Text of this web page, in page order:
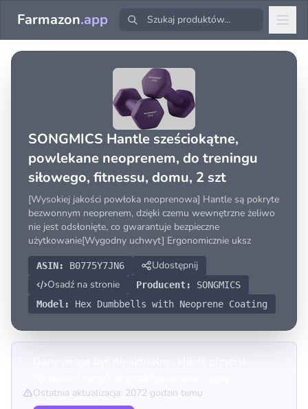
Farmazon.app
SONGMICS Hantle sześciokątne,
powlekane neoprenem, do treningu
siłowego, fitnessu, domu, 2 szt
[Wysokiej jakości powłoka neoprenowa] Hantle są pokryte
bezwonnym neoprenem, dzięki czemu wewnętrzne żeliwo
nie jest odsłonięte, co gwarantuje bezpieczne
użytkowanie[Wygodny uchwyt] Ergonomicznie uksz
ASIN: B0775Y7JN6
Udostępnij
Osadź na stronie
Producent:
SONGMICS
Model:
Hex Dumbbells with Neoprene Coating
Ostatnia aktualizacja: 2072 godzin temu